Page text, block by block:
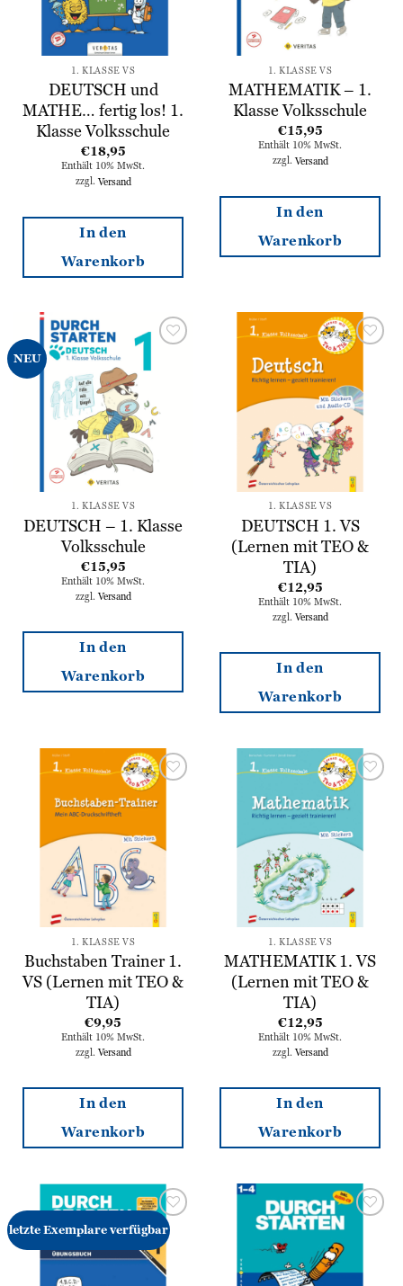
1. KLASSE VS
DEUTSCH und
MATHE… fertig los! 1.
Klasse Volksschule
€18,95
Enthält 10% MwSt.
zzgl. Versand
In den
Warenkorb
1. KLASSE VS
MATHEMATIK – 1.
Klasse Volksschule
€15,95
Enthält 10% MwSt.
zzgl. Versand
In den
Warenkorb
NEU
Wunschliste
hinzufügen
1. KLASSE VS
DEUTSCH – 1. Klasse
Volksschule
€15,95
Enthält 10% MwSt.
zzgl. Versand
In den
Warenkorb
Zur
Wunschliste
hinzufügen
1. KLASSE VS
DEUTSCH 1. VS
(Lernen mit TEO &
TIA)
€12,95
Enthält 10% MwSt.
zzgl. Versand
In den
Warenkorb
Zur
Wunschliste
1. KLASSE VS
Buchstaben Trainer 1.
VS (Lernen mit TEO &
TIA)
€9,95
Enthält 10% MwSt.
zzgl. Versand
In den
Warenkorb
Zur
Wunschliste
hinzufügen
1. KLASSE VS
MATHEMATIK 1. VS
(Lernen mit TEO &
TIA)
€12,95
Enthält 10% MwSt.
zzgl. Versand
In den
Warenkorb
letzte Exemplare verfügbar
Zur
Wunschliste
hinzufügen
Zur
Wunschliste
hinzufügen